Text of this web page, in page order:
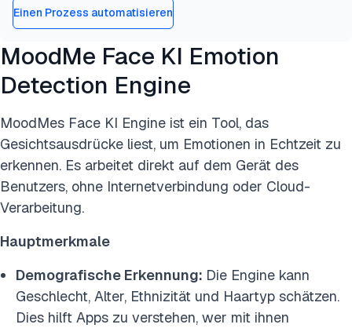
Einen Prozess automatisieren
MoodMe Face KI Emotion
Detection Engine
MoodMes Face KI Engine ist ein Tool, das
Gesichtsausdrücke liest, um Emotionen in Echtzeit zu
erkennen. Es arbeitet direkt auf dem Gerät des
Benutzers, ohne Internetverbindung oder Cloud-
Verarbeitung.
Hauptmerkmale
Demografische Erkennung: Die Engine kann
Geschlecht, Alter, Ethnizität und Haartyp schätzen.
Dies hilft Apps zu verstehen, wer mit ihnen